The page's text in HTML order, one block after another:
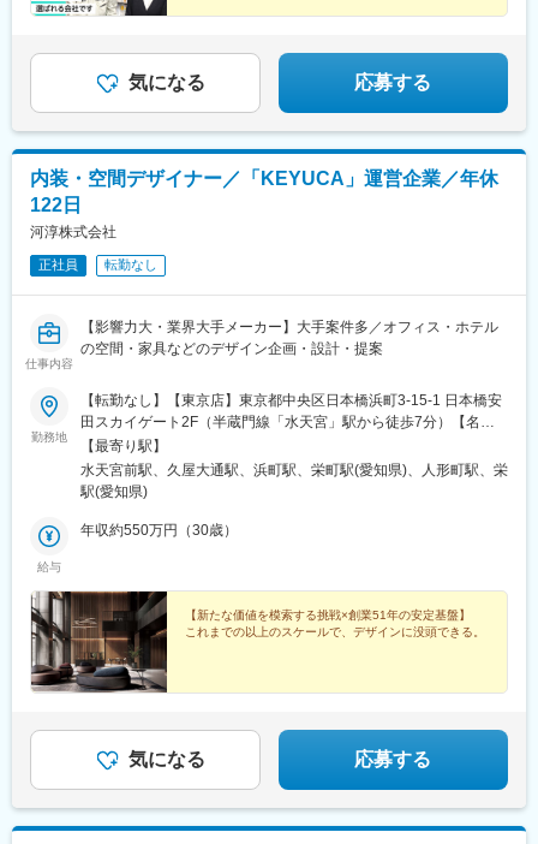
気になる 応募する
内装・空間デザイナー／「KEYUCA」運営企業／年休
122日
河淳株式会社
正社員 転勤なし
仕事内容
【影響力大・業界大手メーカー】大手案件多／オフィス・ホテル
の空間・家具などのデザイン企画・設計・提案
勤務地
【転勤なし】【東京店】東京都中央区日本橋浜町3-15-1 日本橋安
田スカイゲート2F（半蔵門線「水天宮」駅から徒歩7分）【名古
屋店】愛知県名古屋市中区丸の内3-19-12 （名古屋市名城線「久
屋大通」駅から徒歩2分）＜受動喫煙対策：屋内全面禁煙＞
【最寄り駅】
水天宮前駅、久屋大通駅、浜町駅、栄町駅(愛知県)、人形町駅、栄
駅(愛知県)
給与
年収約550万円（30歳）
【新たな価値を模索する挑戦×創業51年の安定基盤】
これまでの以上のスケールで、デザインに没頭できる。
気になる 応募する